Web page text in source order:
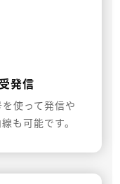
発信
使って発信や
も可能です。